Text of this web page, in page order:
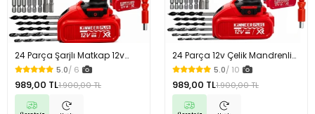
24 Parça Şarjlı Matkap 12v
Çelik Mandrenli Çift Akülü
Vidalama Matkap Seti
5.0/ 6
989,00 TL1.900,00 TL
24 Parça 12v Çelik Mandrenli
Çift Akülü Şarjlı Matkap Akülü
Vidalama Matkap Seti
5.0/ 10
989,00 TL1.900,00 TL